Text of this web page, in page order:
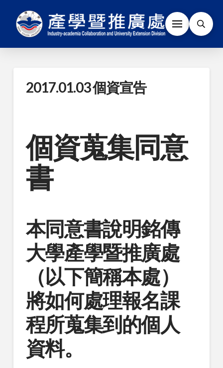
2017.01.03 個資宣告
個資蒐集同意
書
本同意書說明銘傳
大學產學暨推廣處
（以下簡稱本處）
將如何處理報名課
程所蒐集到的個人
資料。